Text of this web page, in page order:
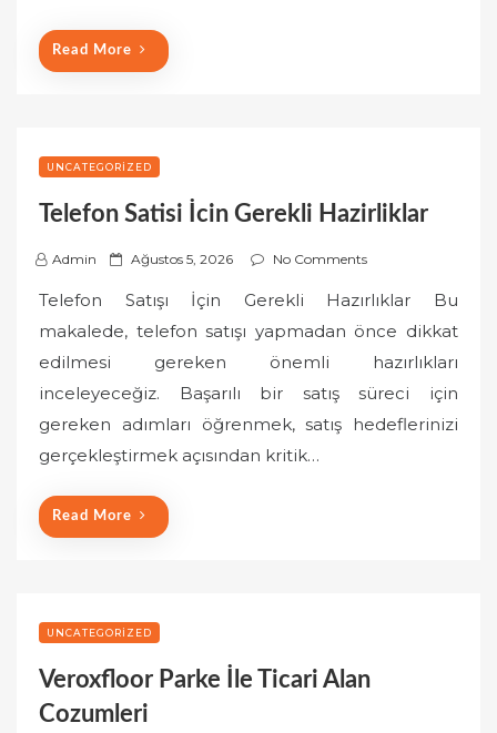
Read More
UNCATEGORIZED
Telefon Satisi İcin Gerekli Hazirliklar
Admin
P
s
t
d
Ağustos 5, 2026 No Comments
Telefon Satışı İçin Gerekli Hazırlıklar Bu
makalede, telefon satışı yapmadan önce dikkat
edilmesi gereken önemli hazırlıkları
inceleyeceğiz. Başarılı bir satış süreci için
gereken adımları öğrenmek, satış hedeflerinizi
gerçekleştirmek açısından kritik…
Read More
UNCATEGORIZED
Veroxfloor Parke İle Ticari Alan
Cozumleri